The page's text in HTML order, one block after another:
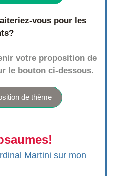
vous pour les
votre proposition de
le bouton ci-dessous.
de thème
Martini sur mon